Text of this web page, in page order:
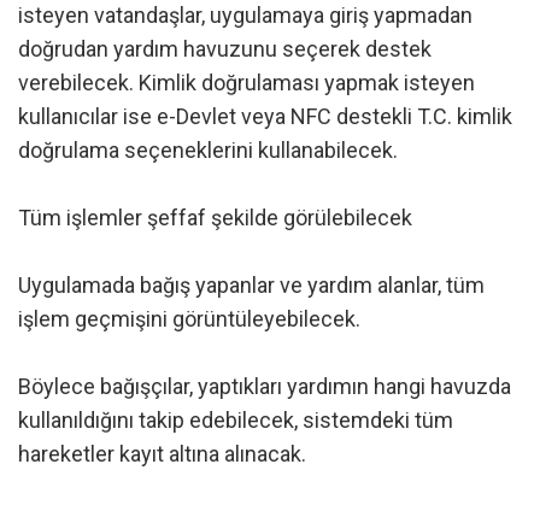
isteyen vatandaşlar, uygulamaya giriş yapmadan
doğrudan yardım havuzunu seçerek destek
verebilecek. Kimlik doğrulaması yapmak isteyen
kullanıcılar ise e-Devlet veya NFC destekli T.C. kimlik
doğrulama seçeneklerini kullanabilecek.
Tüm işlemler şeffaf şekilde görülebilecek
Uygulamada bağış yapanlar ve yardım alanlar, tüm
işlem geçmişini görüntüleyebilecek.
Böylece bağışçılar, yaptıkları yardımın hangi havuzda
kullanıldığını takip edebilecek, sistemdeki tüm
hareketler kayıt altına alınacak.